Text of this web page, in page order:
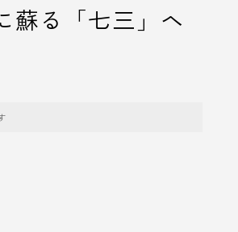
蘇る「七三」ヘ